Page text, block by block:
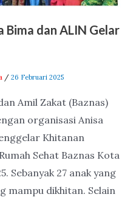
Bima dan ALIN Gelar
/ 26 Februari 2025
Amil Zakat (Baznas)
organisasi Anisa
Khitanan
Sehat Baznas Kota
Sebanyak 27 anak yang
mampu dikhitan. Selain